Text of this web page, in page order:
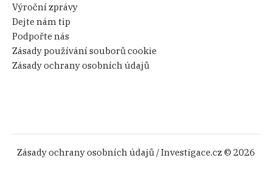
Výroční zprávy
Dejte nám tip
Podpořte nás
Zásady používání souborů cookie
Zásady ochrany osobních údajů
Zásady ochrany osobních údajů / Investigace.cz © 2026